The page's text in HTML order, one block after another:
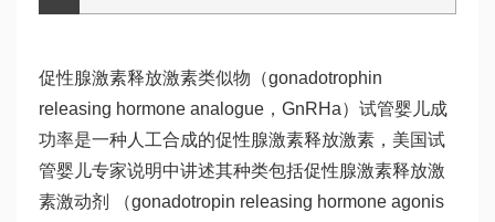
促性腺激素释放激素类似物（gonadotrophin
releasing hormone analogue，GnRHa） 试管婴儿成
功率是一种人工合成的促性腺激素释放激素，美国试
管婴儿专家说明中讲述其种类包括促性腺激素释放激
素激动剂 （gonadotropin releasing hormone agonis